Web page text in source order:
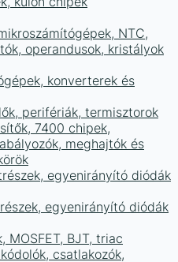
NTC,
operandusok, kristályok
konverterek és
perifériák, termisztorok
7400 chipek,
meghajtók és
egyenirányító diódák
egyenirányító diódák
MOSFET, BJT, triac
csatlakozók,